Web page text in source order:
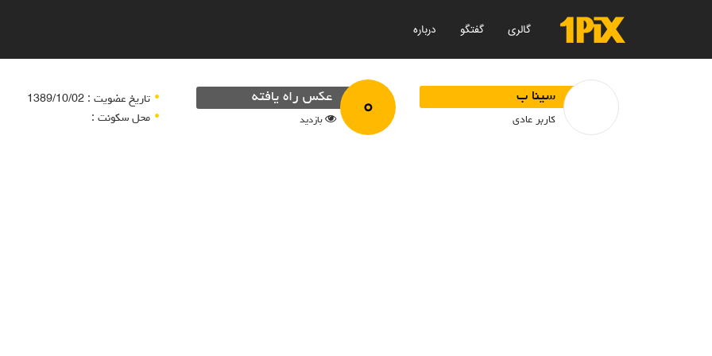
گالری گفتگو درباره
سینا ب
کاربر عادی ۰ عکس راه یافته
بازدید
تاریخ عضویت : 1389/10/02
محل سکونت :